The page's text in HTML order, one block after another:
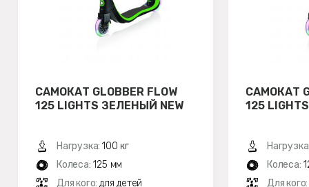
САМОКАТ GLOBBER FLOW
125 LIGHTS ЗЕЛЕНЫЙ NEW
Нагрузка: 100 кг
Колеса: 125 мм
Для кого: для детей
САМОКАТ
125
Колеса:
Для кого: